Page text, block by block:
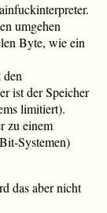
umgehen
Byte, wie ein
den
ist der Speicher
limitiert).
zu einem
Systemen)
das aber nicht